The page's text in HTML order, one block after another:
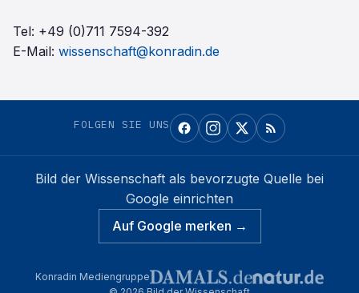
Tel: +49 (0)711 7594-392
E-Mail: wissenschaft@konradin.de
FOLGEN SIE UNS
Bild der Wissenschaft als bevorzugte Quelle bei
Google einrichten
Auf Google merken →
Konradin Mediengruppe